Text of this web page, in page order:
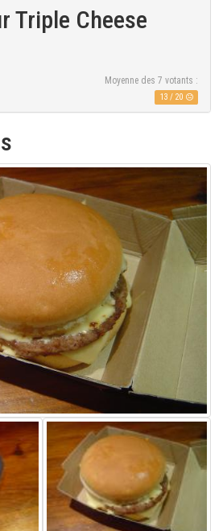
Triple Cheese
Moyenne des 7 votants :
13 / 20